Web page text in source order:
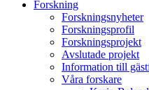
Forskning
Forskningsnyheter
Forskningsprofil
Forskningsprojekt
Avslutade projekt
Information till
Våra forskare